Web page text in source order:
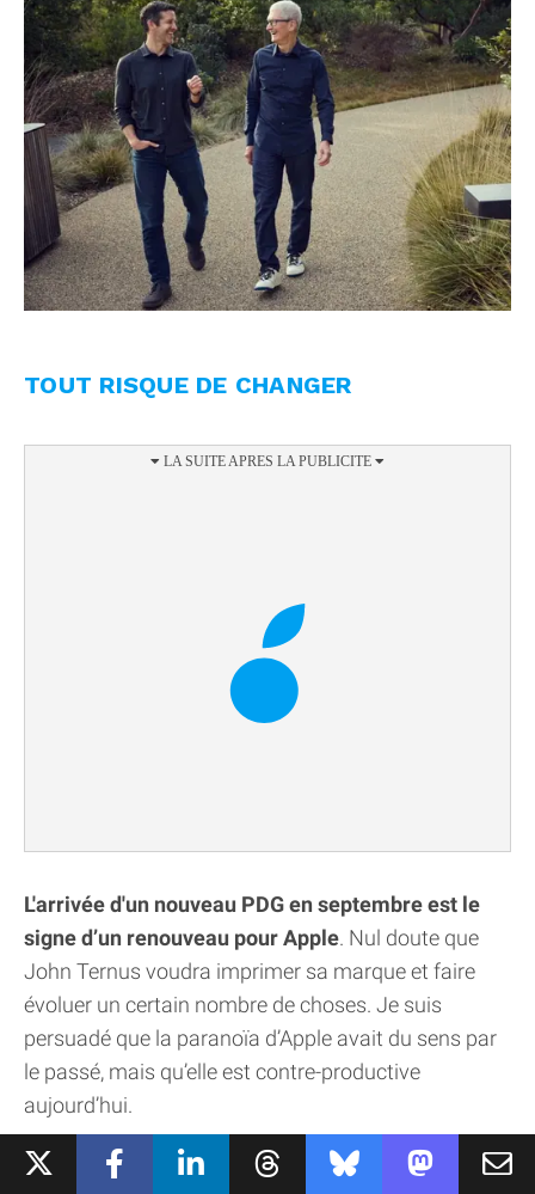
TOUT RISQUE DE CHANGER
L'arrivée d'un nouveau PDG en septembre est le
signe d’un renouveau pour Apple. Nul doute que
John Ternus voudra imprimer sa marque et faire
évoluer un certain nombre de choses. Je suis
persuadé que la paranoïa d’Apple avait du sens par
le passé, mais qu’elle est contre-productive
aujourd’hui.
Le secret absolu était l'outil d'une époque où Apple